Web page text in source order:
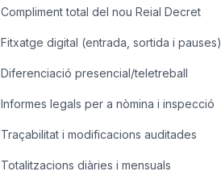
Compliment total del nou Reial Decret
Fitxatge digital (entrada, sortida i pauses)
Diferenciació presencial/teletreball
Informes legals per a nòmina i inspecció
Traçabilitat i modificacions auditades
Totalitzacions diàries i mensuals